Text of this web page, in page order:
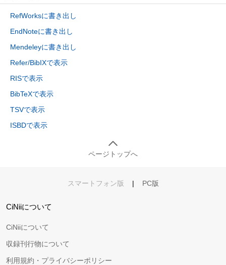
RefWorksに書き出し
EndNoteに書き出し
Mendeleyに書き出し
Refer/BibIXで表示
RISで表示
BibTeXで表示
TSVで表示
ISBDで表示
ページトップへ
スマートフォン版 | PC版
CiNiiについて
CiNiiについて
収録刊行物について
利用規約・プライバシーポリシー